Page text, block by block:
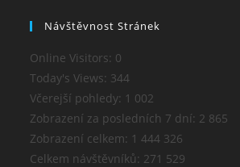
Návštěvnost Stránek
Online Visitors: 0
Today's Views: 344
Včerejší pohledy: 1 002
Zobrazení za posledních 7 dní: 2 865
Zobrazení celkem: 1 444 326
Celkem návštěvníků: 271 529